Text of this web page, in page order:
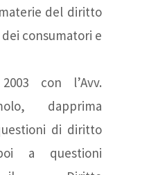
del diritto
consumatori e
con l’Avv.
dapprima
di diritto
a questioni